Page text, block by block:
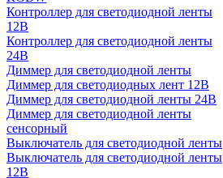
Контроллер для светодиодной ленты
12В
Контроллер для светодиодной ленты
24В
Диммер для светодиодной ленты
Диммер для светодиодных лент 12В
Диммер для светодиодной ленты 24В
Диммер для светодиодной ленты
сенсорный
Выключатель для светодиодной ленты
Выключатель для светодиодной ленты
12В